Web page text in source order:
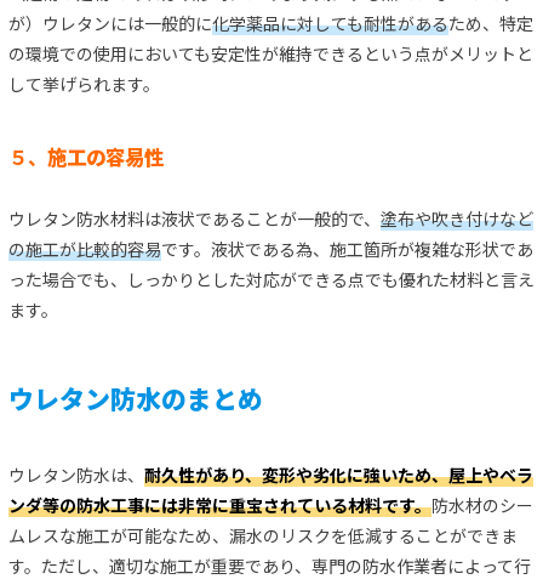
が）ウレタンには一般的に化学薬品に対しても耐性があるため、特定
の環境での使用においても安定性が維持できるという点がメリットと
して挙げられます。
５、 施工の容易性
ウレタン防水材料は液状であることが一般的で、 塗布や吹き付けなど
の施工が比較的容易です。液状である為、施工箇所が複雑な形状であ
った場合でも、しっかりとした対応ができる点でも優れた材料と言え
ます。
ウレタン防水のまとめ
ウレタン防水は、 耐久性があり、変形や劣化に強いため、屋上やベラ
ンダ等の防水工事には非常に重宝されている材料です。防水材のシー
ムレスな施工が可能なため、漏水のリスクを低減することができま
す。ただし、適切な施工が重要であり、専門の防水作業者によって行